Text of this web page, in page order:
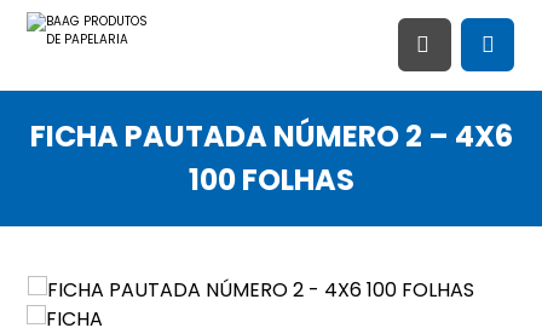
FICHA PAUTADA NÚMERO 2 – 4X6
100 FOLHAS